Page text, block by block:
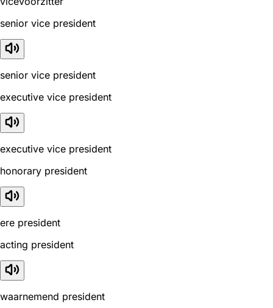
senior vice president
senior vice president
executive vice president
executive vice president
honorary president
ere president
acting president
waarnemend president